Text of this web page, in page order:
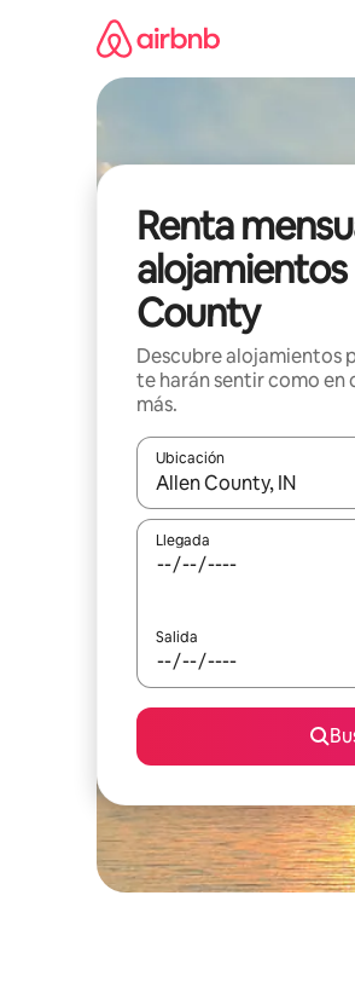
Renta
County
Descubre alojamientos
te harán sentir como en
más.
Ubicación
Cuando los resultados
Llegada
Salida